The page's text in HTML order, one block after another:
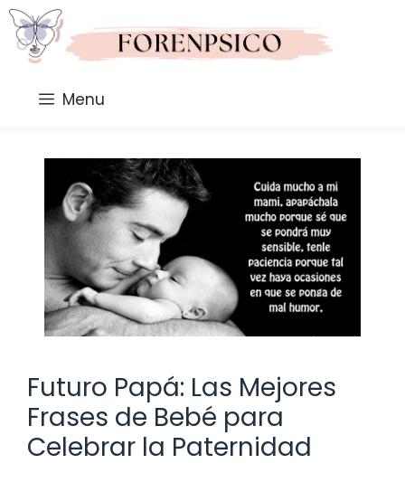
Saltar
al
contenido
Menu
Futuro Papá: Las Mejores
Frases de Bebé para
Celebrar la Paternidad